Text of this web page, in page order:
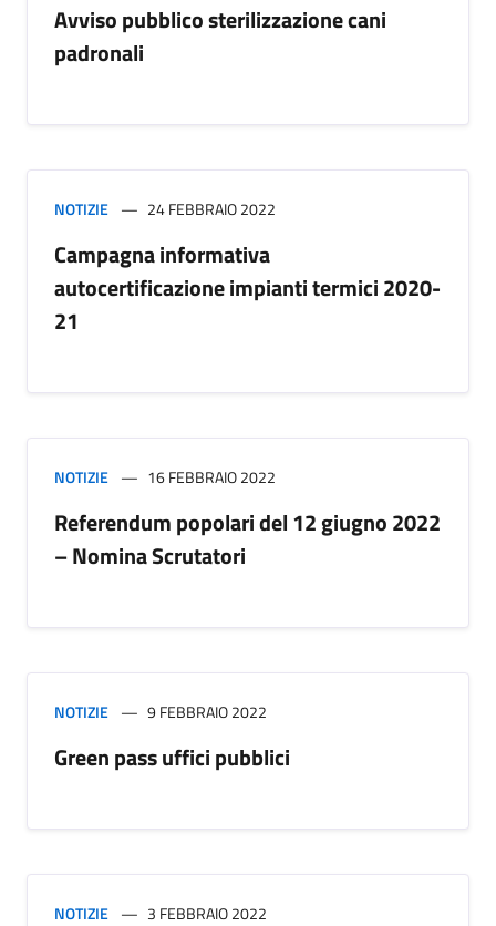
Avviso pubblico sterilizzazione cani
padronali
NOTIZIE 24 FEBBRAIO 2022
Campagna informativa
autocertificazione impianti termici 2020-
21
NOTIZIE 16 FEBBRAIO 2022
Referendum popolari del 12 giugno 2022
– Nomina Scrutatori
NOTIZIE 9 FEBBRAIO 2022
Green pass uffici pubblici
NOTIZIE 3 FEBBRAIO 2022